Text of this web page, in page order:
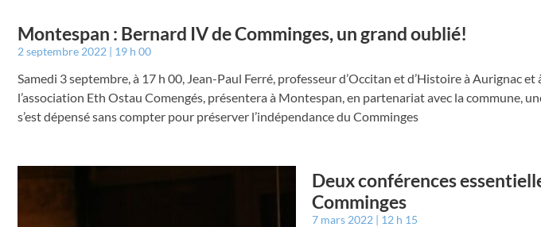
Montespan : Bernard IV de Comminges, un grand oublié!
2 septembre 2022 19 h 00
Samedi 3 septembre, à 17 h 00, Jean-Paul Ferré, professeur d’Occitan et d’Histoire à Aurignac
l’association Eth Ostau Comengés, présentera à Montespan, en partenariat avec la commune,
s’est dépensé sans compter pour préserver l’indépendance du Comminges
Deux conférences
Comminges
7 mars 2022 12 h 15